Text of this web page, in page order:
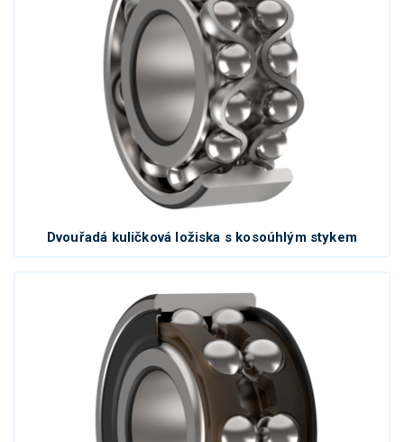
Dvouřadá kuličková ložiska s kosoúhlým stykem